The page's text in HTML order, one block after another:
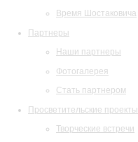
Время Шостаковича
Партнеры
Наши партнеры
Фотогалерея
Стать партнером
Просветительские проекты
Творческие встречи